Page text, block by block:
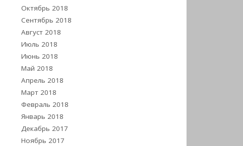
Октябрь 2018
Сентябрь 2018
Август 2018
Июль 2018
Июнь 2018
Май 2018
Апрель 2018
Март 2018
Февраль 2018
Январь 2018
Декабрь 2017
Ноябрь 2017